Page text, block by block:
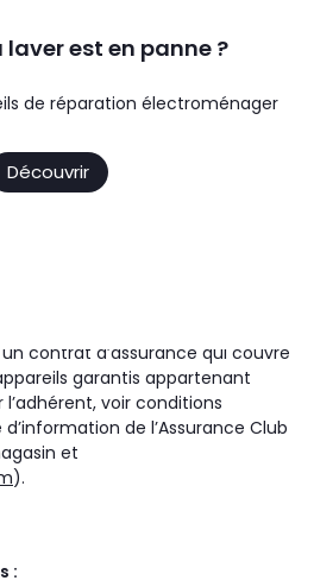
est en panne ?
de réparation électroménager
Découvrir
un contrat d’assurance qui couvre
garantis appartenant
voir conditions
de l’Assurance Club
et
).
: